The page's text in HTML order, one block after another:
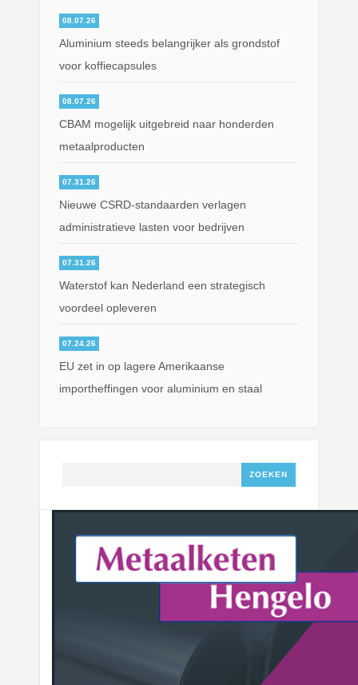
08.07.26
Aluminium steeds belangrijker als grondstof
voor koffiecapsules
08.07.26
CBAM mogelijk uitgebreid naar honderden
metaalproducten
07.31.26
Nieuwe CSRD-standaarden verlagen
administratieve lasten voor bedrijven
07.31.26
Waterstof kan Nederland een strategisch
voordeel opleveren
07.24.26
EU zet in op lagere Amerikaanse
importheffingen voor aluminium en staal